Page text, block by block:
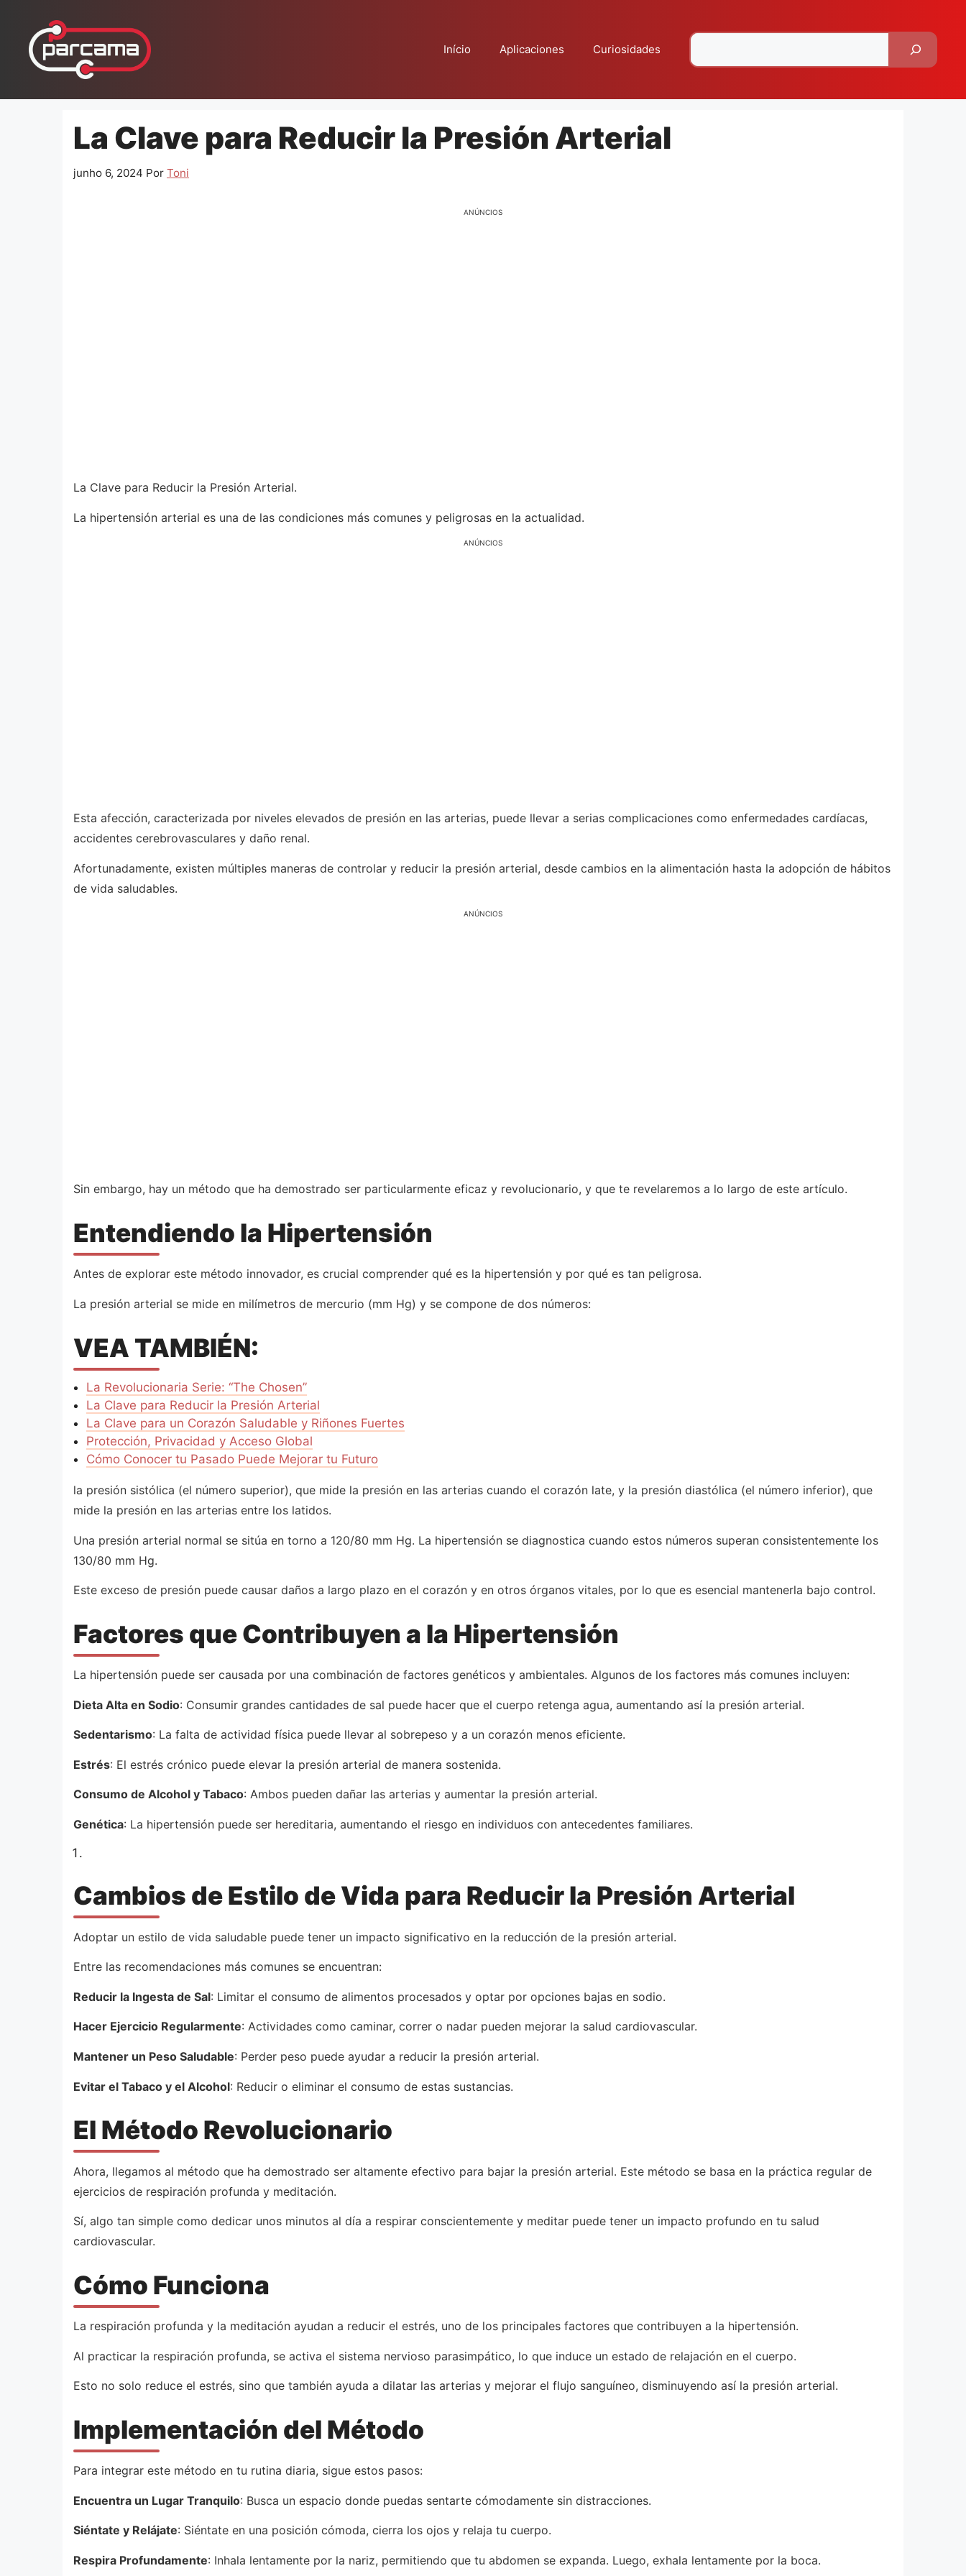
conteúdo
Início Aplicaciones Curiosidades
La Clave para Reducir la Presión Arterial
junho 6, 2024 Por Toni
ANÚNCIOS
La Clave para Reducir la Presión Arterial.
La hipertensión arterial es una de las condiciones más comunes y peligrosas en la actualidad.
ANÚNCIOS
Esta afección, caracterizada por niveles elevados de presión en las arterias, puede llevar a serias complicaciones como enfermedades cardíacas,
accidentes cerebrovasculares y daño renal.
Afortunadamente, existen múltiples maneras de controlar y reducir la presión arterial, desde cambios en la alimentación hasta la adopción de hábitos
de vida saludables.
ANÚNCIOS
Sin embargo, hay un método que ha demostrado ser particularmente eficaz y revolucionario, y que te revelaremos a lo largo de este artículo.
Entendiendo la Hipertensión
Antes de explorar este método innovador, es crucial comprender qué es la hipertensión y por qué es tan peligrosa.
La presión arterial se mide en milímetros de mercurio (mm Hg) y se compone de dos números:
VEA TAMBIÉN:
La Revolucionaria Serie: “The Chosen”
La Clave para Reducir la Presión Arterial
La Clave para un Corazón Saludable y Riñones Fuertes
Protección, Privacidad y Acceso Global
Cómo Conocer tu Pasado Puede Mejorar tu Futuro
la presión sistólica (el número superior), que mide la presión en las arterias cuando el corazón late, y la presión diastólica (el número inferior), que
mide la presión en las arterias entre los latidos.
Una presión arterial normal se sitúa en torno a 120/80 mm Hg. La hipertensión se diagnostica cuando estos números superan consistentemente los
130/80 mm Hg.
Este exceso de presión puede causar daños a largo plazo en el corazón y en otros órganos vitales, por lo que es esencial mantenerla bajo control.
Factores que Contribuyen a la Hipertensión
La hipertensión puede ser causada por una combinación de factores genéticos y ambientales. Algunos de los factores más comunes incluyen:
Dieta Alta en Sodio: Consumir grandes cantidades de sal puede hacer que el cuerpo retenga agua, aumentando así la presión arterial.
Sedentarismo: La falta de actividad física puede llevar al sobrepeso y a un corazón menos eficiente.
Estrés: El estrés crónico puede elevar la presión arterial de manera sostenida.
Consumo de Alcohol y Tabaco: Ambos pueden dañar las arterias y aumentar la presión arterial.
Genética: La hipertensión puede ser hereditaria, aumentando el riesgo en individuos con antecedentes familiares.
Cambios de Estilo de Vida para Reducir la Presión Arterial
Adoptar un estilo de vida saludable puede tener un impacto significativo en la reducción de la presión arterial.
Entre las recomendaciones más comunes se encuentran:
Reducir la Ingesta de Sal: Limitar el consumo de alimentos procesados y optar por opciones bajas en sodio.
Hacer Ejercicio Regularmente: Actividades como caminar, correr o nadar pueden mejorar la salud cardiovascular.
Mantener un Peso Saludable: Perder peso puede ayudar a reducir la presión arterial.
Evitar el Tabaco y el Alcohol: Reducir o eliminar el consumo de estas sustancias.
El Método Revolucionario
Ahora, llegamos al método que ha demostrado ser altamente efectivo para bajar la presión arterial. Este método se basa en la práctica regular de
ejercicios de respiración profunda y meditación.
Sí, algo tan simple como dedicar unos minutos al día a respirar conscientemente y meditar puede tener un impacto profundo en tu salud
cardiovascular.
Cómo Funciona
La respiración profunda y la meditación ayudan a reducir el estrés, uno de los principales factores que contribuyen a la hipertensión.
Al practicar la respiración profunda, se activa el sistema nervioso parasimpático, lo que induce un estado de relajación en el cuerpo.
Esto no solo reduce el estrés, sino que también ayuda a dilatar las arterias y mejorar el flujo sanguíneo, disminuyendo así la presión arterial.
Implementación del Método
Para integrar este método en tu rutina diaria, sigue estos pasos:
Encuentra un Lugar Tranquilo: Busca un espacio donde puedas sentarte cómodamente sin distracciones.
Siéntate y Relájate: Siéntate en una posición cómoda, cierra los ojos y relaja tu cuerpo.
Respira Profundamente: Inhala lentamente por la nariz, permitiendo que tu abdomen se expanda. Luego, exhala lentamente por la boca.